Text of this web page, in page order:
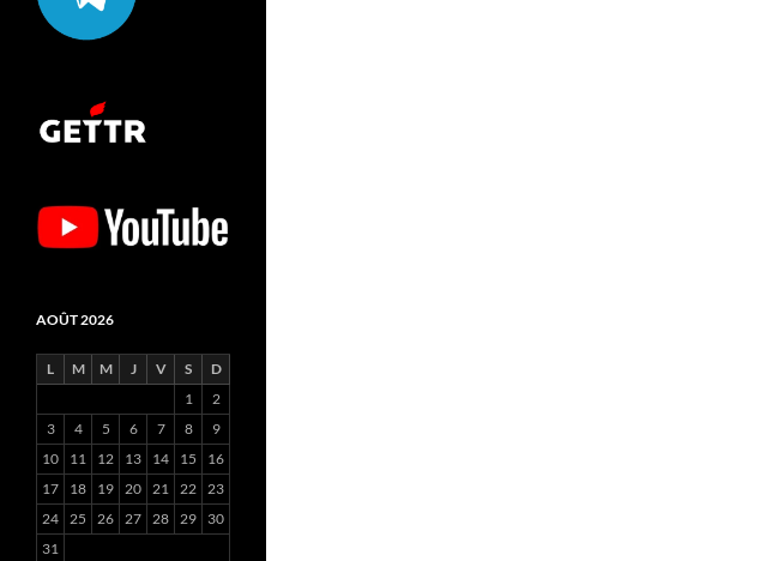
AOÛT 2026
L M M J V S
D
1
2
3
4 5 6 7 8
9
10
11 12 13 14 15
16
17
18 19 20 21 22 23
24 25 26 27 28 29
30
31